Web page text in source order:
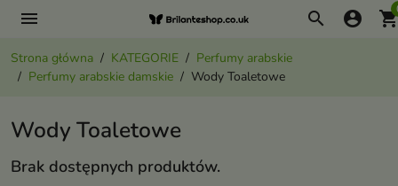
menu search account_circle
Strona główna KATEGORIE
Perfumy arabskie
Perfumy arabskie damskie
Wody Toaletowe
Wody Toaletowe
Brak dostępnych produktów.